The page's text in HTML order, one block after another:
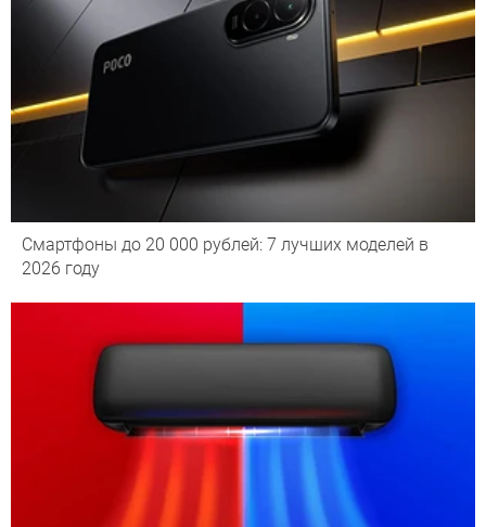
Смартфоны до 20 000 рублей: 7 лучших моделей в
2026 году